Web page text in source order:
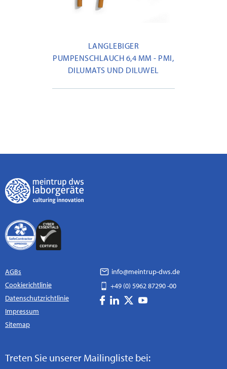
LANGLEBIGER
PUMPENSCHLAUCH 6,4 MM - PMI,
DILUMATS UND DILUWEL
AGBs
Cookierichtlinie
Datenschutzrichtlinie
Impressum
Sitemap
info@meintrup-dws.de
+49 (0) 5962 87290 -00
Treten Sie unserer Mailingliste bei: